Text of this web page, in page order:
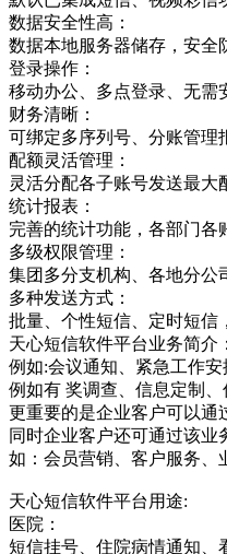
数据安全性高：
数据本地服务器储存，安全
登录操作：
移动办公、多点登录、无需
财务清晰：
可绑定多序列号、分账管理
配额灵活管理：
灵活分配各子账号发送最大
统计报表：
完善的统计功能，各部门各
多级权限管理：
集团多分支机构、各地分公
多种发送方式：
批量、个性短信、定时短信
天心短信软件平台业务简介
例如:会议通知、紧急工作安
例如有 奖调查、信息定制、
更重要的是企业客户可以通
同时企业客户还可通过该业
如：会员营销、客户服务、
天心短信软件平台用途:
医院：
短信挂号、住院病情通知、